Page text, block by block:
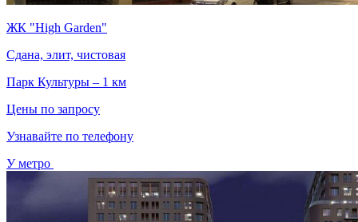
ЖК "High Garden"
Сдана, элит, чистовая
Парк Культуры – 1 км
Цены по запросу
Узнавайте по телефону
У метро